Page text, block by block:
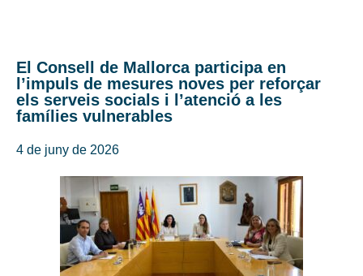
El Consell de Mallorca participa en
l’impuls de mesures noves per reforçar
els serveis socials i l’atenció a les
famílies vulnerables
4 de juny de 2026